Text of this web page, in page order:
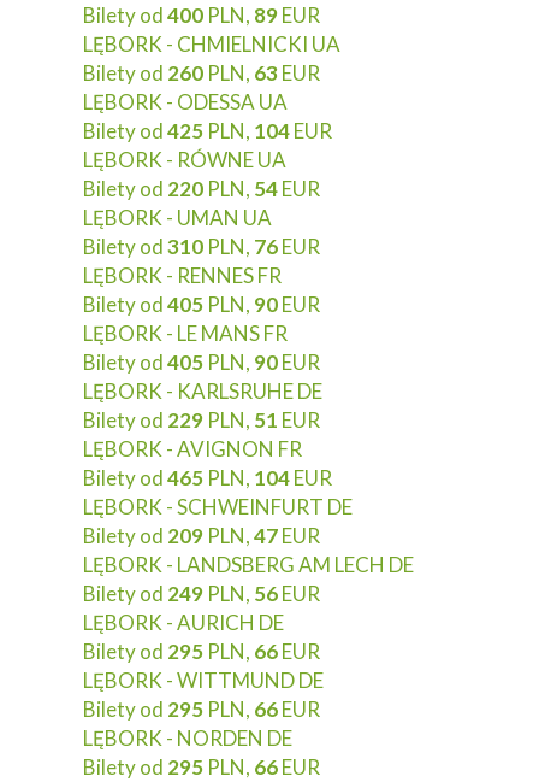
Bilety od400 PLN, 89EUR
LĘBORK - CHMIELNICKI UA
Bilety od 260 PLN, 63EUR
LĘBORK - ODESSA UA
Bilety od425 PLN, 104EUR
LĘBORK - RÓWNE UA
Bilety od 220 PLN, 54EUR
LĘBORK - UMAN UA
Bilety od310 PLN, 76EUR
LĘBORK - RENNES FR
Bilety od405 PLN, 90EUR
LĘBORK - LE MANS FR
Bilety od405 PLN, 90EUR
LĘBORK - KARLSRUHE DE
Bilety od 229 PLN, 51 EUR
LĘBORK - AVIGNON FR
Bilety od465 PLN, 104EUR
LĘBORK - SCHWEINFURT DE
Bilety od 209 PLN,47EUR
LĘBORK - LANDSBERG AM LECH DE
Bilety od 249 PLN, 56EUR
LĘBORK - AURICH DE
Bilety od 295 PLN, 66EUR
LĘBORK - WITTMUND DE
Bilety od 295 PLN, 66EUR
LĘBORK - NORDEN DE
Bilety od 295 PLN, 66EUR